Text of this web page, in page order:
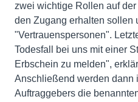
zwei wichtige Rollen auf
den Zugang erhalten sollen
"Vertrauenspersonen".
Todesfall bei uns mit einer
Erbschein zu melden",
Anschließend werden dann
Auftraggebers die